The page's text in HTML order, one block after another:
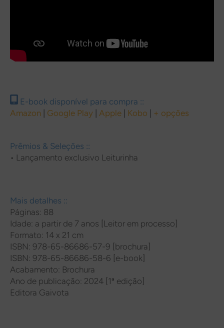
E-book disponível para compra ::
Amazon
Google Play Apple Kobo + opções
Prêmios & Seleções ::
• Lançamento exclusivo Leiturinha
Mais detalhes ::
Páginas: 88
Idade: a partir de 7 anos [Leitor em processo]
Formato: 14 x 21 cm
ISBN: 978-65-86686-57-9 [brochura]
ISBN: 978-65-86686-58-6 [e-book]
Acabamento: Brochura
Ano de publicação: 2024 [1ª edição]
Editora Gaivota